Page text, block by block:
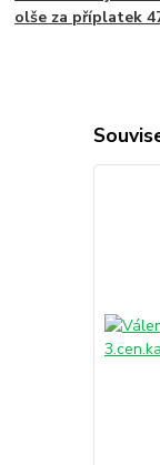
olše za příplatek